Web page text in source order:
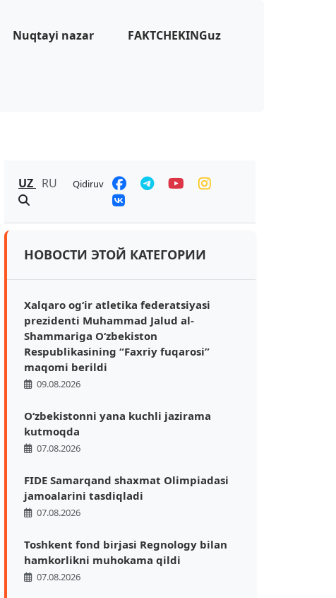
Nuqtayi nazar FAKTCHEKINGuz
UZ RU Qidiruv
НОВОСТИ ЭТОЙ КАТЕГОРИИ
Xalqaro ogʻir atletika federatsiyasi
prezidenti Muhammad Jalud al-
Shammariga Oʻzbekiston
Respublikasining “Faxriy fuqarosi”
maqomi berildi
09.08.2026
O‘zbekistonni yana kuchli jazirama
kutmoqda
07.08.2026
FIDE Samarqand shaxmat Olimpiadasi
jamoalarini tasdiqladi
07.08.2026
Toshkent fond birjasi Regnology bilan
hamkorlikni muhokama qildi
07.08.2026